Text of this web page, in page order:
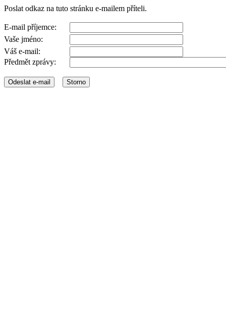
Poslat odkaz na tuto stránku e-mailem příteli.
E-mail příjemce:
Vaše jméno:
Váš e-mail:
Předmět zprávy: